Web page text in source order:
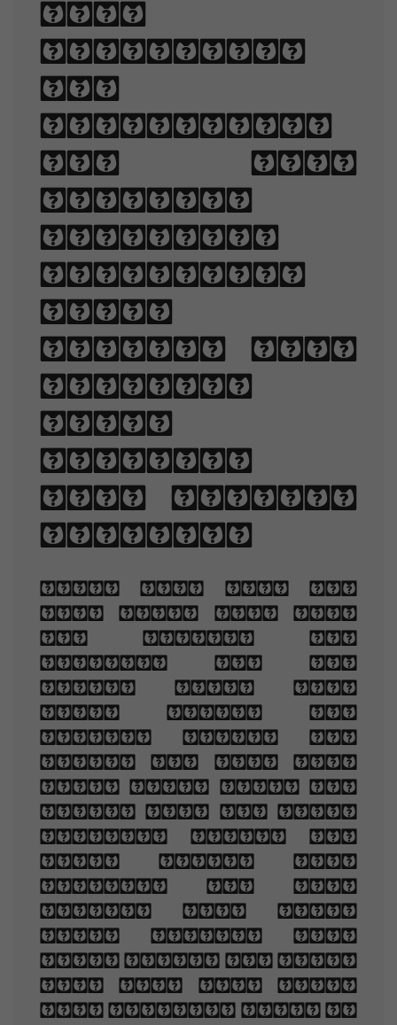
when
displayed.
The
arrangement
of type
involves
selecting
typefaces,
point
sizes, line
lengths,
line-
spacing,
and letter-
spacing.
When you are old
and grey and full
of sleep, And
nodding by the
fire, take down
this book, And
slowly read, and
dream of the soft
look Your eyes had
once, and of their
shadows deep; How
many loved your
moments of glad
grace, And loved
your beauty with
love false or true,
But one man loved
the pilgrim soul in